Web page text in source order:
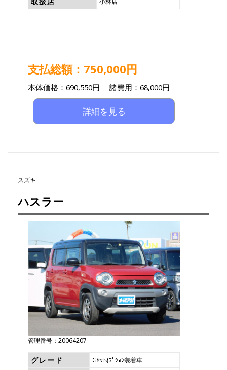
支払総額：750,000円
本体価格：690,550円 諸費用：68,000円
詳細を見る
スズキ
ハスラー
管理番号：20064207
グレード Gｾｯﾄｵﾌﾟｼｮﾝ装着車